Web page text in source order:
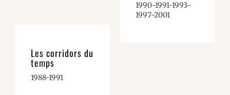
1990-1991-1993-
1997-2001
Les corridors du
temps
1988-1991